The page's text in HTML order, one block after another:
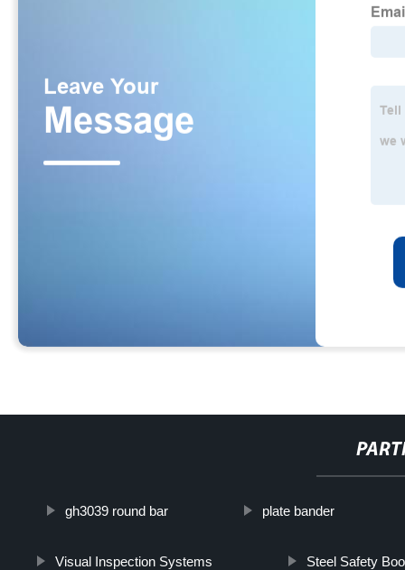
gh3039 round bar plate bander
Visual Inspection Systems Steel Safety